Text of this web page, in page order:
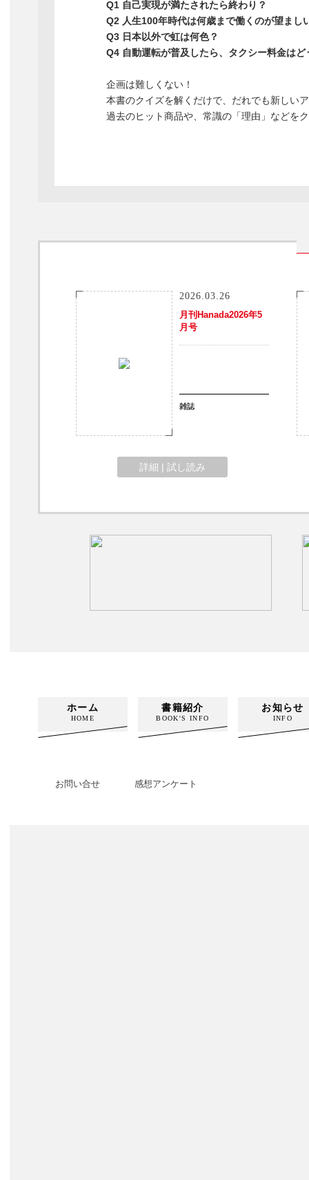
Q1 自己実現が満たされたら終わり？
Q2 人生100年時代は何歳まで働くのが望まし
Q3 日本以外で虹は何色？
Q4 自動運転が普及したら、タクシー料金はど
企画は難しくない！
本書のクイズを解くだけで、だれでも新しい
過去のヒット商品や、常識の「理由」などを
2026.03.26
月刊Hanada2026年5
月号
雑誌
詳細 | 試し読み
お問い合せ 感想アンケート
ホーム
HOME
書籍紹介
BOOK'S INFO
お知らせ
INFO